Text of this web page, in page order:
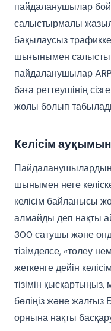
пайдаланушылар
салыстырмалы
бақылаусыз трафикке
шығынымен
пайдаланушылар
баға реттеушінің
жолы болып
Келісім
шынымен неге
келісім байланысы
алмайды деп нақты
300 сатушы және
тізімделсе, «төлеу
жеткенге дейін
тізімін
бөліңіз және жалғыз
орнына нақты